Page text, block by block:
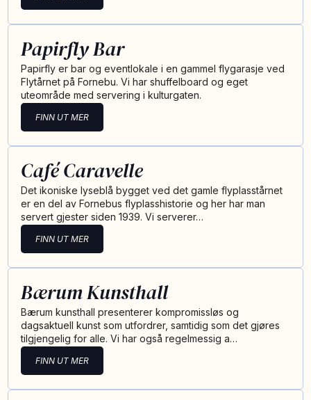
Papirfly Bar
Papirfly er bar og eventlokale i en gammel flygarasje ved
Flytårnet på Fornebu. Vi har shuffelboard og eget
uteområde med servering i kulturgaten.
FINN UT MER
Café Caravelle
Det ikoniske lyseblå bygget ved det gamle flyplasstårnet
er en del av Fornebus flyplasshistorie og her har man
servert gjester siden 1939. Vi serverer…
FINN UT MER
Bærum Kunsthall
Bærum kunsthall presenterer kompromissløs og
dagsaktuell kunst som utfordrer, samtidig som det gjøres
tilgjengelig for alle. Vi har også regelmessig a…
FINN UT MER